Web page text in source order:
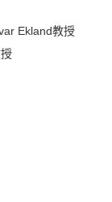
Ekland教授